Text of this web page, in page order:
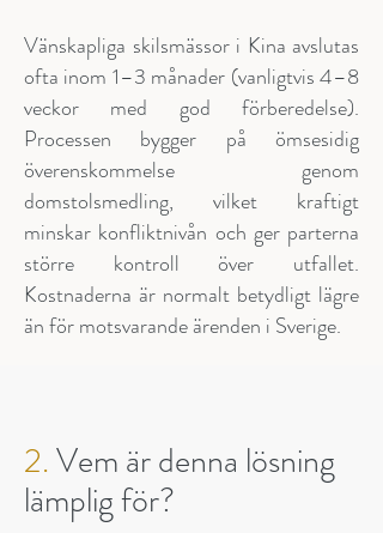
Vänskapliga skilsmässor i Kina avslutas
ofta inom 1–3 månader (vanligtvis 4–8
veckor med god förberedelse).
Processen bygger på ömsesidig
överenskommelse genom
domstolsmedling, vilket kraftigt
minskar konfliktnivån och ger parterna
större kontroll över utfallet.
Kostnaderna är normalt betydligt lägre
än för motsvarande ärenden i Sverige.
2.Vem är denna lösning
lämplig för?